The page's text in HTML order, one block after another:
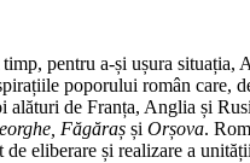
pentru a-și ușura
poporului român
de Franța, Anglia și
Făgăraș și Orșova.
eliberare și realizare a